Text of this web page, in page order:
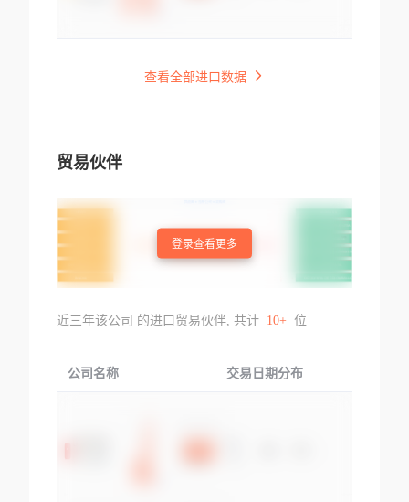
查看全部进口数据
贸易伙伴
登录查看更多
近三年该公司 的进口贸易伙伴, 共计 10+ 位
公司名称 交易日期分布